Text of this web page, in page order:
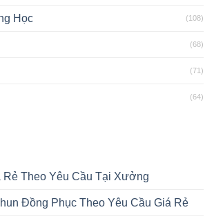
Học (108)
(68)
(71)
(64)
Rẻ Theo Yêu Cầu Tại Xưởng
Đồng Phục Theo Yêu Cầu Giá Rẻ